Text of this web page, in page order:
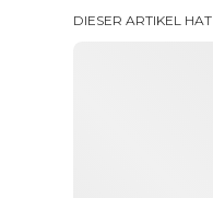
DIESER ARTIKEL HAT